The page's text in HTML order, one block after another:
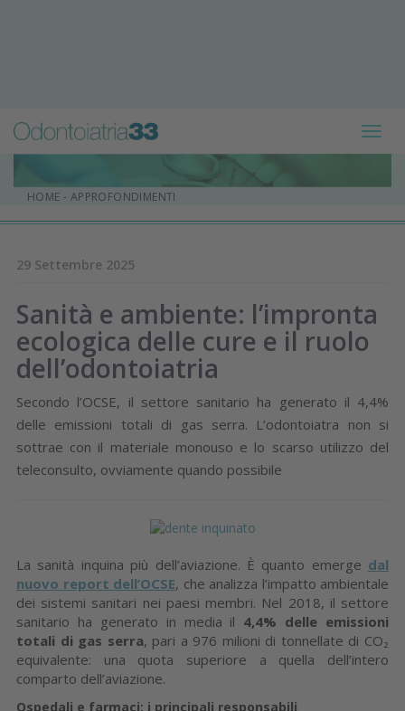
HOME - APPROFONDIMENTI
29 Settembre 2025
Sanità e ambiente: l’impronta
ecologica delle cure e il ruolo
dell’odontoiatria
Secondo l’OCSE, il settore sanitario ha generato il 4,4%
delle emissioni totali di gas serra. L’odontoiatra non si
sottrae con il materiale monouso e lo scarso utilizzo del
teleconsulto, ovviamente quando possibile
La sanità inquina più dell’aviazione. È quanto emerge dal
nuovo report dell’OCSE, che analizza l’impatto ambientale
dei sistemi sanitari nei paesi membri. Nel 2018, il settore
sanitario ha generato in media il 4,4% delle emissioni
totali di gas serra, pari a 976 milioni di tonnellate di CO₂
equivalente: una quota superiore a quella dell’intero
comparto dell’aviazione.
Ospedali e farmaci: i principali responsabili